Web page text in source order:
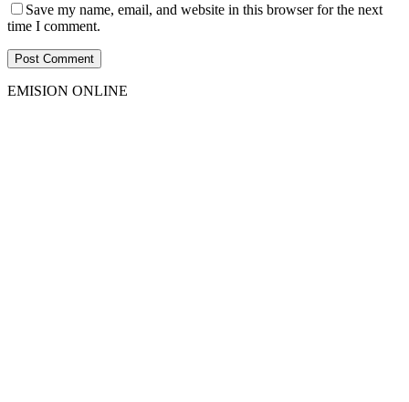
Save my name, email, and website in this browser for the next
time I comment.
EMISION ONLINE